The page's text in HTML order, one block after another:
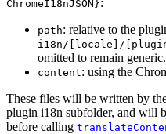
ChromeI18nJSON}
path: relative to the
i18n/[locale]/
omitted to remain generic.
content: using the
These files will be written by
plugin i18n subfolder, and will
before calling